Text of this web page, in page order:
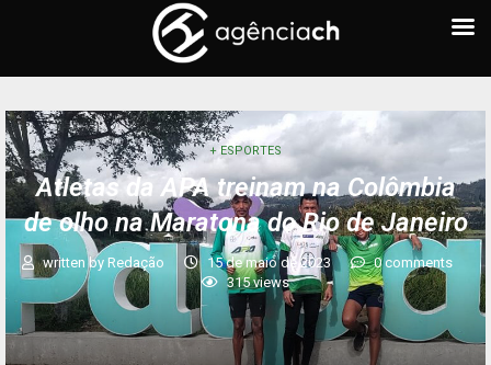
+ ESPORTES
Atletas da APA treinam na Colômbia
de olho na Maratona do Rio de Janeiro
written by Redação 15 de maio de 2023
0 comments
315views